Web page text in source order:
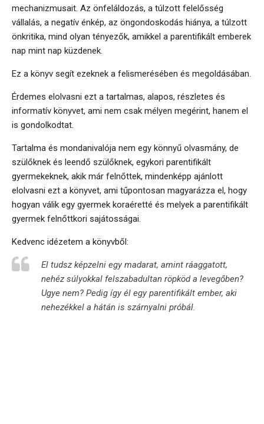
mechanizmusait. Az önfeláldozás, a túlzott felelősség
vállalás, a negatív énkép, az öngondoskodás hiánya, a túlzott
önkritika, mind olyan tényezők, amikkel a parentifikált emberek
nap mint nap küzdenek.
Ez a könyv segít ezeknek a felismerésében és megoldásában.
Érdemes elolvasni ezt a tartalmas, alapos, részletes és
informatív könyvet, ami nem csak mélyen megérint, hanem el
is gondolkodtat.
Tartalma és mondanivalója nem egy könnyű olvasmány, de
szülőknek és leendő szülőknek, egykori parentifikált
gyermekeknek, akik már felnőttek, mindenképp ajánlott
elolvasni ezt a könyvet, ami tűpontosan magyarázza el, hogy
hogyan válik egy gyermek koraéretté és melyek a parentifikált
gyermek felnőttkori sajátosságai.
Kedvenc idézetem a könyvből:
El tudsz képzelni egy madarat, amint ráaggatott,
nehéz súlyokkal felszabadultan röpköd a levegőben?
Ugye nem? Pedig így él egy parentifikált ember, aki
nehezékkel a hátán is szárnyalni próbál.